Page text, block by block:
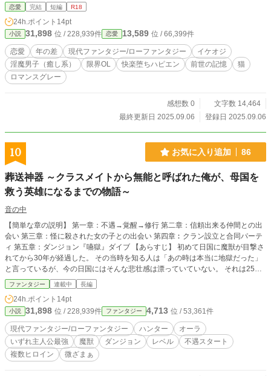
オジの癒しを疲れた人に贈ります。ムーンライトノベルにも掲載しています。
恋愛 完結 短編 R18
24h.ポイント 14pt
小説 31,898 位 / 228,939件 恋愛 13,589 位 / 66,399件
恋愛 年の差 現代ファンタジー/ローファンタジー
イケオジ
淫魔男子（癒し系）
限界OL 快楽堕ちハピエン 前世の記憶
猫
ロマンスグレー
感想数 0
文字数 14,464
最終更新日 2025.09.06
登録日 2025.09.06
10 お気に入り追加 86
葬送神器 ～クラスメイトから無能と呼ばれた俺が、母国を
救う英雄になるまでの物語～
音の中
【簡単な章の説明】 第一章：不遇→覚醒→修行 第二章：信頼出来る仲間との出
会い 第三章：怪に殺された女の子との出会い 第四章︰クラン設立と合同パーテ
ィ 第五章：ダンジョン『嚥獄』ダイブ 【あらすじ】 初めて日国に魔獣が目撃さ
れてから30年が経過した。 その当時を知る人は「あの時は本当に地獄だった」
と言っているが、今の日国にはそんな悲壮感は漂っていていない。 それは25年
前に設立された『ハンター協会』により、魔獣を狩るハンターという職業が出来
たからだ。 ハンターという職業は、15年連続で男女問わず『大人になったらや
りたい職業』のトップを飾るくらい人気で、多くの人たちがハンターに憧れてい
る。 それはこの物語の主人公、神楽詩庵にとっても例外ではなかった。 高校生
になった詩庵は、同じ高校に進んだ幼馴染との楽しい学園生活や、トップランク
のハンターになって活躍できると信じていた。 しかし、現実は―― 中学まで仲
良かった幼馴染からは無視され、パーティを組んだ元メンバーからは無能と呼ば
れてしまうように。 更には理不尽な力を持つナニカに殺されて何も達成できな
ファンタジー 連載中 長編
24h.ポイント 14pt
小説 31,898 位 / 228,939件 ファンタジー 4,713 位 / 53,361件
現代ファンタジー/ローファンタジー ハンター
オーラ
いずれ主人公最強
魔獣 ダンジョン レベル
不遇スタート
複数ヒロイン
微ざまぁ